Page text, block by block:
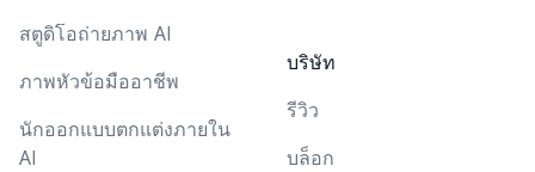
สตูดิโอถ่ายภาพ AI
ภาพหัวข้อมืออาชีพ
นักออกแบบตกแต่งภายใน
AI
บริษัท
รีวิว
บล็อก